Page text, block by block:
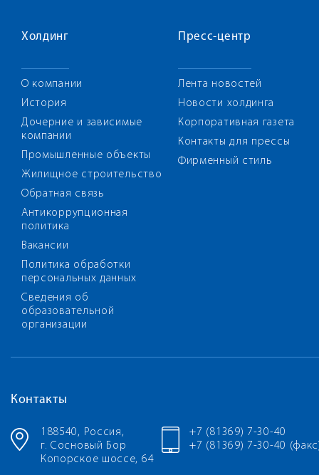
Холдинг
О компании
История
Дочерние и зависимые
компании
Промышленные объекты
Жилищное строительство
Обратная связь
Антикоррупционная
политика
Вакансии
Политика обработки
персональных данных
Сведения об
образовательной
организации
Пресс-центр
Лента новостей
Новости холдинга
Корпоративная газета
Контакты для прессы
Фирменный стиль
Контакты
188540, Россия,
г. Сосновый Бор
Копорское шоссе, 64
+7 (81369) 7-30-40
+7 (81369) 7-30-40